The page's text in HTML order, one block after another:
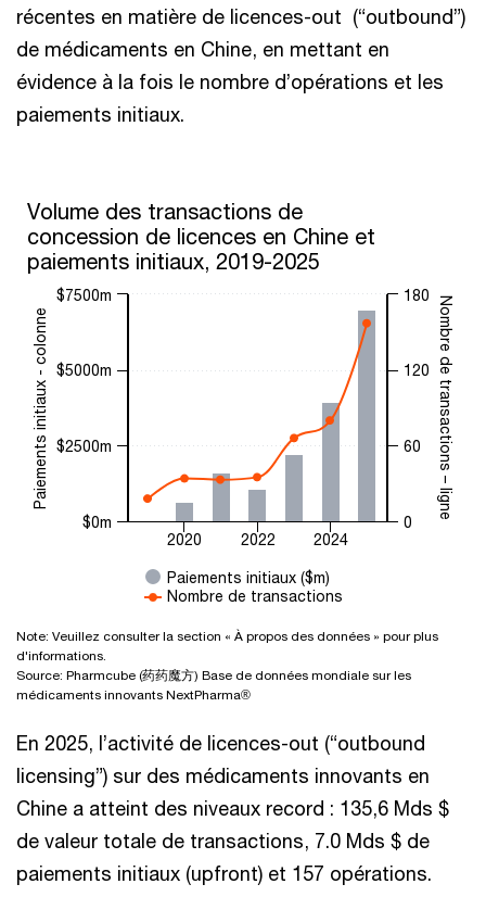
récentes en matière de licences-out (“outbound”)
de médicaments en Chine, en mettant en
évidence à la fois le nombre d’opérations et les
paiements initiaux.
Nombre de transactions – ligne
Paiements initiaux - colonne
Volume des transactions de
concession de licences en Chine et
paiements initiaux, 2019-2025
Paiements initiaux ($m)
Nombre de transactions
2020 2022 2024
0
60
120
180
$0m
$2500m
$5000m
$7500m
Note: Veuillez consulter la section « À propos des données » pour plus
d'informations.
Source: Pharmcube (药药魔方) Base de données mondiale sur les
médicaments innovants NextPharma®
En 2025, l’activité de licences-out (“outbound
licensing”) sur des médicaments innovants en
Chine a atteint des niveaux record : 135,6 Mds $
de valeur totale de transactions, 7.0 Mds $ de
paiements initiaux (upfront) et 157 opérations.